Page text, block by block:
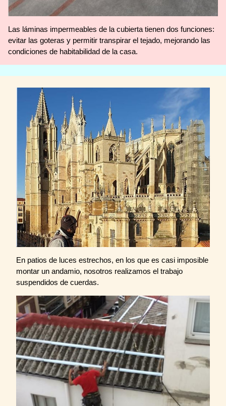
Las láminas impermeables de la cubierta tienen dos funciones:
evitar las goteras y permitir transpirar el tejado, mejorando las
condiciones de habitabilidad de la casa.
En patios de luces estrechos, en los que es casi imposible
montar un andamio, nosotros realizamos el trabajo
suspendidos de cuerdas.